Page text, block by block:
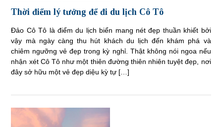
Thời điểm lý tưởng để đi du lịch Cô Tô
Đảo Cô Tô là điểm du lịch biển mang nét đẹp thuần khiết bởi
vậy mà ngày càng thu hút khách du lịch đến khám phá và
chiêm ngưỡng vẻ đẹp trong kỳ nghỉ. Thật không nói ngoa nếu
nhận xét Cô Tô như một thiên đường thiên nhiên tuyệt đẹp, nơi
đây sở hữu một vẻ đẹp diệu kỳ tự […]